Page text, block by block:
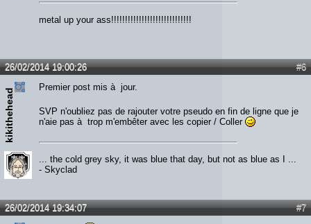
metal up your ass!!!!!!!!!!!!!!!!!!!!!!!!!!!!!
#6
26/02/2014 19:00:26
kikithehead
Premier post mis à jour.
SVP n'oubliez pas de rajouter votre pseudo en fin de ligne que je
n'aie pas à trop m'embêter avec les copier / Coller
... the cold grey sky, it was blue that day, but not as blue as I ...
- Skyclad
#7
26/02/2014 19:34:07